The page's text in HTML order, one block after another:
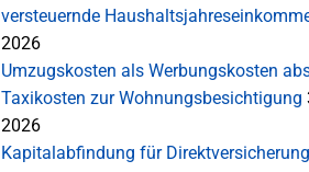
versteuernde
2026
Umzugskosten als Werbungskosten
Taxikosten zur Wohnungsbesichtigung
2026
Kapitalabfindung für